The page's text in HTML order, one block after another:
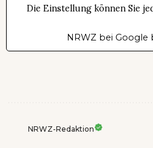
Die Einstellung können Sie
NRWZ bei Google
NRWZ-Redaktion